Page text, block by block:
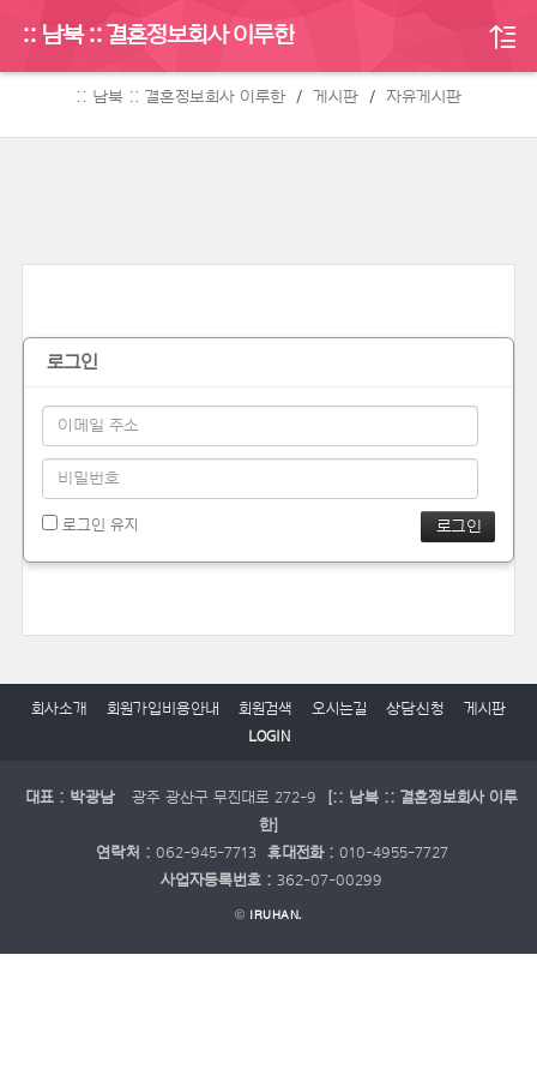
:: 남북 :: 결혼정보회사 이루한
게시판
:: 남북 :: 결혼정보회사 이루한 게시판 자유게시판
로그인
로그인 유지
회사소개 회원가입비용안내 회원검색 오시는길 상담신청
게시판
LOGIN
대표 : 박광남 광주 광산구 무진대로 272-9
[:: 남북 :: 결혼정보회사 이루
한]
연락처 : 062-945-7713 휴대전화 : 010-4955-7727
사업자등록번호 : 362-07-00299
© IRUHAN.